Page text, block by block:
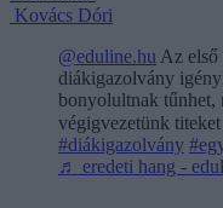
Kovács Dóri
@eduline.hu Az első
diákigazolvány
bonyolultnak tűnhet,
végigvezetünk
#diákigazolvány
♬ eredeti hang -